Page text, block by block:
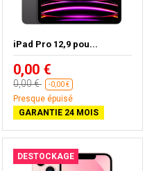
iPad Pro 12,9 pou...
0,00 €
0,00 € -0,00 €
Presque épuisé
GARANTIE 24 MOIS
DESTOCKAGE